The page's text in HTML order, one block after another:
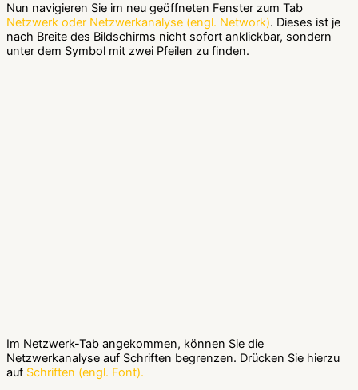
Nun navigieren Sie im neu geöffneten Fenster zum Tab
Netzwerk oder Netzwerkanalyse (engl. Network). Dieses ist je
nach Breite des Bildschirms nicht sofort anklickbar, sondern
unter dem Symbol mit zwei Pfeilen zu finden.
Im Netzwerk-Tab angekommen, können Sie die
Netzwerkanalyse auf Schriften begrenzen. Drücken Sie hierzu
auf Schriften (engl. Font).